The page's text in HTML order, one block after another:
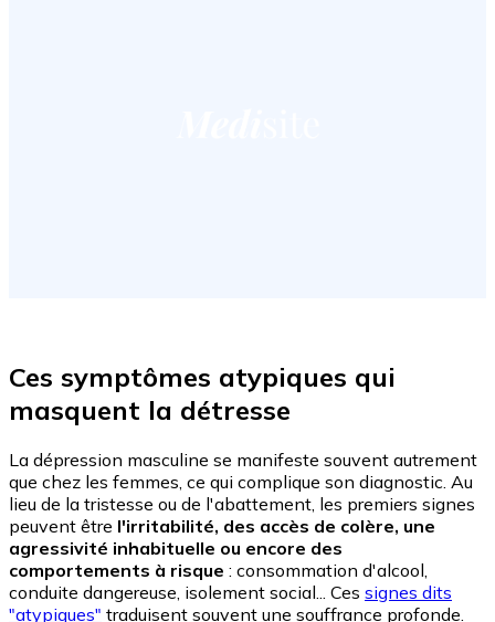
Ces symptômes atypiques qui
masquent la détresse
La dépression masculine se manifeste souvent autrement
que chez les femmes, ce qui complique son diagnostic. Au
lieu de la tristesse ou de l'abattement, les premiers signes
peuvent être l'irritabilité, des accès de colère, une
agressivité inhabituelle ou encore des
comportements à risque : consommation d'alcool,
conduite dangereuse, isolement social... Ces signes dits
"atypiques" traduisent souvent une souffrance profonde.